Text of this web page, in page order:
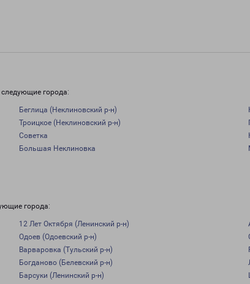
следующие города:
Беглица (Неклиновский р-н)
Троицкое (Неклиновский р-н)
Советка
Большая Неклиновка
города:
12 Лет Октября (Ленинский р-н)
Одоев (Одоевский р-н)
Варваровка (Тульский р-н)
Богданово (Белевский р-н)
Барсуки (Ленинский р-н)